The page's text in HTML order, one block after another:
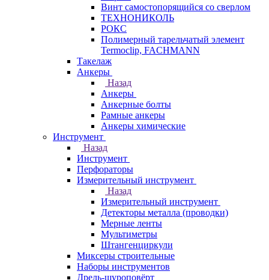
Винт самостопорящийся со сверлом
ТЕХНОНИКОЛЬ
РОКС
Полимерный тарельчатый элемент
Termoclip, FACHMANN
Такелаж
Анкеры
Назад
Анкеры
Анкерные болты
Рамные анкеры
Анкеры химические
Инструмент
Назад
Инструмент
Перфораторы
Измерительный инструмент
Назад
Измерительный инструмент
Детекторы металла (проводки)
Мерные ленты
Мультиметры
Штангенциркули
Миксеры строительные
Наборы инструментов
Дрель-шуроповёрт